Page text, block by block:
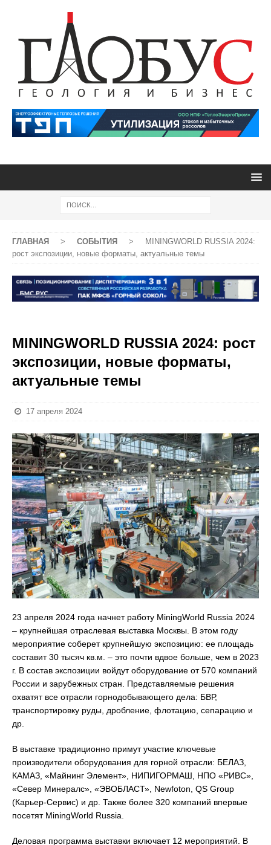
ГЛАВНАЯ > СОБЫТИЯ >
MININGWORLD RUSSIA 2024:
рост экспозиции, новые форматы, актуальные темы
MININGWORLD RUSSIA 2024: рост
экспозиции, новые форматы,
актуальные темы
17 апреля 2024
23 апреля 2024 года начнет работу MiningWorld Russia 2024
– крупнейшая отраслевая выставка Москвы. В этом году
мероприятие соберет крупнейшую экспозицию: ее площадь
составит 30 тысяч кв.м. – это почти вдвое больше, чем в 2023
г. В состав экспозиции войдут оборудование от 570 компаний
России и зарубежных стран. Представляемые решения
охватят все отрасли горнодобывающего дела: БВР,
транспортировку руды, дробление, флотацию, сепарацию и
др.
В выставке традиционно примут участие ключевые
производители оборудования для горной отрасли: БЕЛАЗ,
КАМАЗ, «Майнинг Элемент», НИПИГОРМАШ, НПО «РИВС»,
«Север Минералс», «ЭВОБЛАСТ», Newfoton, QS Group
(Карьер-Сервис) и др. Также более 320 компаний впервые
посетят MiningWorld Russia.
Деловая программа выставки включает 12 мероприятий. В